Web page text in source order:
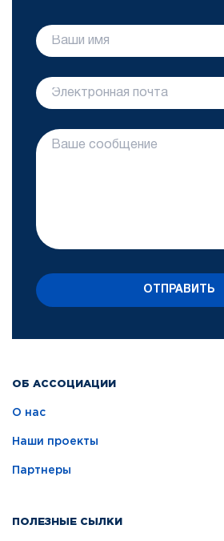
ОБ АССОЦИАЦИИ
О нас
Наши проекты
Партнеры
ПОЛЕЗНЫЕ СЫЛКИ
ОТПРАВИТЬ